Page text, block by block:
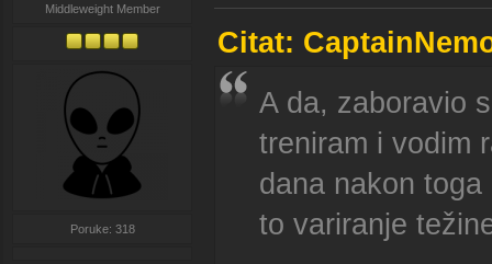
Middleweight Member
Poruke: 318
Citat:
A da, zaboravio
treniram i vodim
dana nakon
to variranje